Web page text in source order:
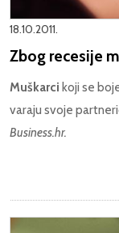
18.10.2011.
Zbog recesije
Muškarci koji se
varaju svoje
Business.hr.